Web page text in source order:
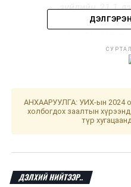
зүйлийн 21.1
Монгол Улсын
маргааныг
шийдвэрлэсэн
· Нийгмийн
үндэсний
гишүүнийг
чөлөөлөх
·Олон хүүхэд
АНХААРУУЛГА: УИХ-ын 2024
холбогдох заалтын хүрээнд
түр
ДЭЛХИЙ НИЙТЭЭР..